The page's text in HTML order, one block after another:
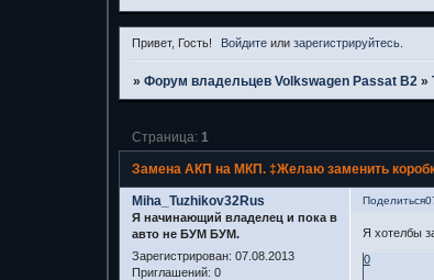
Привет, Гость! Войдите илизарегистрируйтесь.
» Форум владельцев Volkswagen Passat B2 »
Замена АКП на МКП. ‡Желаю заменить
Страница: 1
Поделиться
Miha_Tuzhikov32Rus
Я начинающий владелец и пока в
авто не БУМ БУМ.
Зарегистрирован: 07.08.2013
Приглашений: 0
Я хотелбы
0